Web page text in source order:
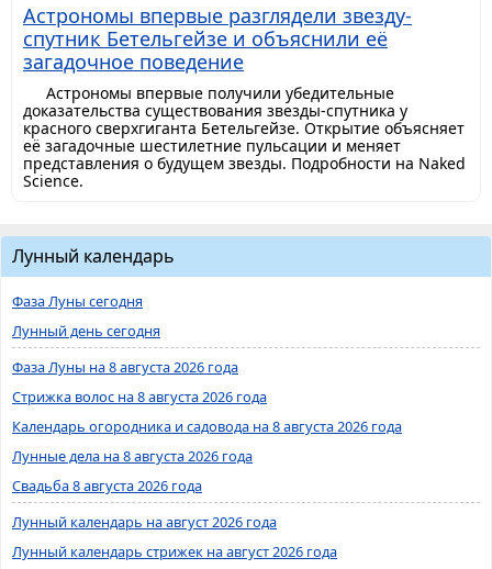
Астрономы впервые разглядели звезду-
спутник Бетельгейзе и объяснили её
загадочное поведение
Астрономы впервые получили убедительные
доказательства существования звезды-спутника у
красного сверхгиганта Бетельгейзе. Открытие объясняет
её загадочные шестилетние пульсации и меняет
представления о будущем звезды. Подробности на Naked
Science.
Лунный календарь
Фаза Луны сегодня
Лунный день сегодня
Фаза Луны на 8 августа 2026 года
Стрижка волос на 8 августа 2026 года
Календарь огородника и садовода на 8 августа 2026 года
Лунные дела на 8 августа 2026 года
Свадьба 8 августа 2026 года
Лунный календарь на август 2026 года
Лунный календарь стрижек на август 2026 года